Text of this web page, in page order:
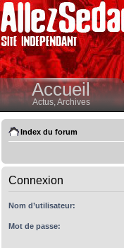
Accueil
Actus,Archives
Index du forum
Connexion
Nom d’utilisateur:
Mot de passe: